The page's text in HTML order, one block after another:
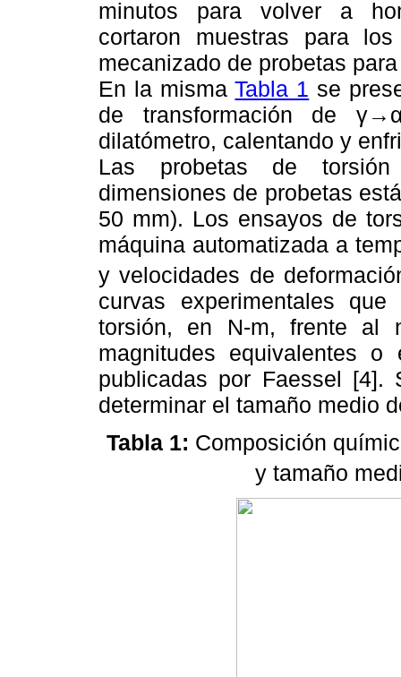
minutos para volver a
cortaron muestras para
mecanizado de probetas
En la mismaTabla 1 se
de transformación de
dilatómetro, calentando y
Las probetas de
dimensiones de probetas
50 mm). Los ensayos de
máquina automatizada a
y velocidades de
curvas experimentales
torsión, en N-m, frente al
magnitudes equivalentes o
publicadas por Faessel [4].
determinar el tamaño medio
Tabla 1: Composición
y tamaño